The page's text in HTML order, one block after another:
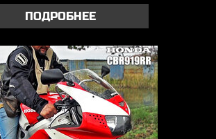
ПОДРОБНЕЕ